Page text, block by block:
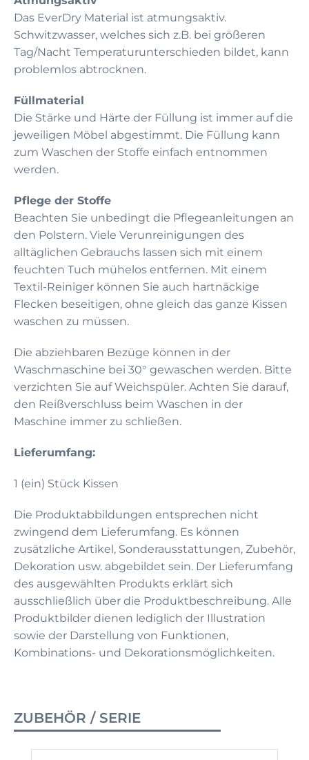
Das EverDry Material ist atmungsaktiv.
Schwitzwasser, welches sich z.B. bei größeren
Tag/Nacht Temperaturunterschieden bildet, kann
problemlos abtrocknen.
Füllmaterial
Die Stärke und Härte der Füllung ist immer auf die
jeweiligen Möbel abgestimmt. Die Füllung kann
zum Waschen der Stoffe einfach entnommen
werden.
Pflege der Stoffe
Beachten Sie unbedingt die Pflegeanleitungen an
den Polstern. Viele Verunreinigungen des
alltäglichen Gebrauchs lassen sich mit einem
feuchten Tuch mühelos entfernen. Mit einem
Textil-Reiniger können Sie auch hartnäckige
Flecken beseitigen, ohne gleich das ganze Kissen
waschen zu müssen.
Die abziehbaren Bezüge können in der
Waschmaschine bei 30° gewaschen werden. Bitte
verzichten Sie auf Weichspüler. Achten Sie darauf,
den Reißverschluss beim Waschen in der
Maschine immer zu schließen.
Lieferumfang:
1 (ein) Stück Kissen
Die Produktabbildungen entsprechen nicht
zwingend dem Lieferumfang. Es können
zusätzliche Artikel, Sonderausstattungen, Zubehör,
Dekoration usw. abgebildet sein. Der Lieferumfang
des ausgewählten Produkts erklärt sich
ausschließlich über die Produktbeschreibung. Alle
Produktbilder dienen lediglich der Illustration
sowie der Darstellung von Funktionen,
Kombinations- und Dekorationsmöglichkeiten.
ZUBEHÖR / SERIE